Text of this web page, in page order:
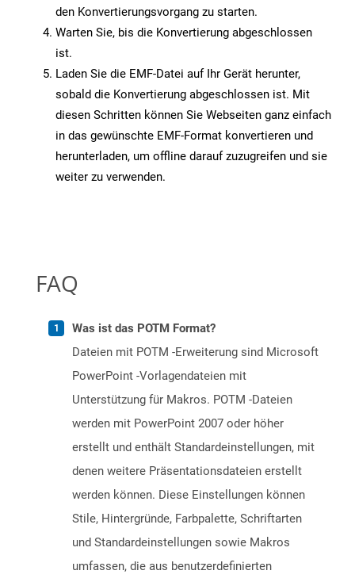
den Konvertierungsvorgang zu starten.
Warten Sie, bis die Konvertierung abgeschlossen
ist.
Laden Sie die EMF-Datei auf Ihr Gerät herunter,
sobald die Konvertierung abgeschlossen ist. Mit
diesen Schritten können Sie Webseiten ganz einfach
in das gewünschte EMF-Format konvertieren und
herunterladen, um offline darauf zuzugreifen und sie
weiter zu verwenden.
FAQ
Was ist das POTM Format?
Dateien mit POTM -Erweiterung sind Microsoft
PowerPoint -Vorlagendateien mit
Unterstützung für Makros. POTM -Dateien
werden mit PowerPoint 2007 oder höher
erstellt und enthält Standardeinstellungen, mit
denen weitere Präsentationsdateien erstellt
werden können. Diese Einstellungen können
Stile, Hintergründe, Farbpalette, Schriftarten
und Standardeinstellungen sowie Makros
umfassen, die aus benutzerdefinierten